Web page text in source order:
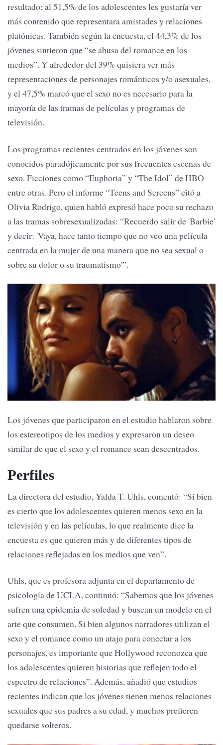
resultado: al 51,5% de los adolescentes les gustaría ver
más contenido que representara amistades y relaciones
platónicas. También según la encuesta, el 44,3% de los
jóvenes sintieron que “se abusa del romance en los
medios”. Y alrededor del 39% quisiera ver más
representaciones de personajes románticos y/o asexuales,
y el 47,5% marcó que el sexo no es necesario para la
mayoría de las tramas de películas y programas de
televisión.
Los programas recientes centrados en los jóvenes son
conocidos paradójicamente por sus frecuentes escenas de
sexo. Ficciones como “Euphoria” y “The Idol” de HBO
entre otras. Pero el informe “Teens and Screens” citó a
Olivia Rodrigo, quien habló expresó hace poco su rechazo
a las tramas sobresexualizadas: “Recuerdo salir de 'Barbie'
y decir: 'Vaya, hace tanto tiempo que no veo una película
centrada en la mujer de una manera que no sea sexual o
sobre su dolor o su traumatismo'”.
Los jóvenes que participaron en el estudio hablaron sobre
los estereotipos de los medios y expresaron un deseo
similar de que el sexo y el romance sean descentrados.
Perfiles
La directora del estudio, Yalda T. Uhls, comentó: “Si bien
es cierto que los adolescentes quieren menos sexo en la
televisión y en las películas, lo que realmente dice la
encuesta es que quieren más y de diferentes tipos de
relaciones reflejadas en los medios que ven”.
Uhls, que es profesora adjunta en el departamento de
psicología de UCLA, continuó: “Sabemos que los jóvenes
sufren una epidemia de soledad y buscan un modelo en el
arte que consumen. Si bien algunos narradores utilizan el
sexo y el romance como un atajo para conectar a los
personajes, es importante que Hollywood reconozca que
los adolescentes quieren historias que reflejen todo el
espectro de relaciones”. Además, añadió que estudios
recientes indican que los jóvenes tienen menos relaciones
sexuales que sus padres a su edad, y muchos prefieren
quedarse solteros.